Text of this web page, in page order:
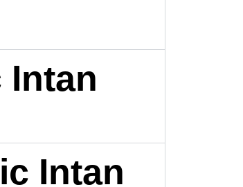
Intan
Intan